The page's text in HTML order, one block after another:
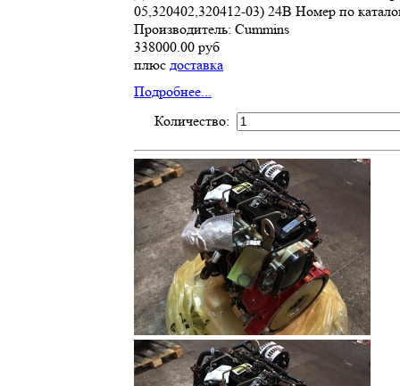
05,320402,320412-03) 24В Номер по
Производитель: Cummins
338000.00 руб
плюс доставка
Подробнее...
Количество: